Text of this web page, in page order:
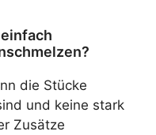
die Stücke
und keine stark
Zusätze